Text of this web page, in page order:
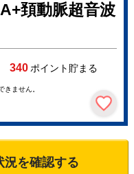
頚動脈超音波
340ポイント貯まる
ません。
を確認する